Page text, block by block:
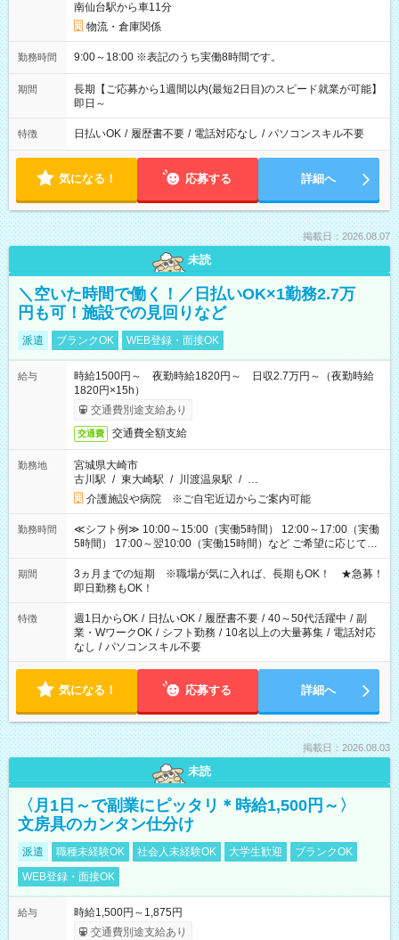
南仙台駅から車11分
物流・倉庫関係
勤務時間 9:00～18:00 ※表記のうち実働8時間です。
期間
長期【ご応募から1週間以内(最短2日目)のスピード就業が可能】
即日～
特徴 日払いOK / 履歴書不要 / 電話対応なし / パソコンスキル不要
気になる！ 応募する 詳細へ
掲載日：2026.08.07
未読
＼空いた時間で働く！／日払いOK×1勤務2.7万
円も可！施設での見回りなど
派遣 ブランクOK WEB登録・面接OK
給与
時給1500円～ 夜勤時給1820円～ 日収2.7万円～（夜勤時給
1820円×15h）
交通費別途支給あり
交通費 交通費全額支給
勤務地
宮城県大崎市
古川駅 / 東大崎駅 / 川渡温泉駅 / …
介護施設や病院 ※ご自宅近辺からご案内可能
勤務時間
≪シフト例≫ 10:00～15:00（実働5時間） 12:00～17:00（実働
5時間） 17:00～翌10:00（実働15時間）など ご希望に応じて、
働く時間は調整できます！ お気軽に担当へ相談ください！
期間
3ヵ月までの短期 ※職場が気に入れば、長期もOK！ ★急募！
即日勤務もOK！
特徴 週1日からOK / 日払いOK / 履歴書不要 / 40～50代活躍中 / 副
業・WワークOK / シフト勤務 / 10名以上の大量募集 / 電話対応
なし / パソコンスキル不要
気になる！ 応募する 詳細へ
掲載日：2026.08.03
未読
〈月1日～で副業にピッタリ＊時給1,500円～〉
文房具のカンタン仕分け
派遣 職種未経験OK 社会人未経験OK 大学生歓迎
ブランクOK
WEB登録・面接OK
給与
時給1,500円～1,875円
交通費別途支給あり